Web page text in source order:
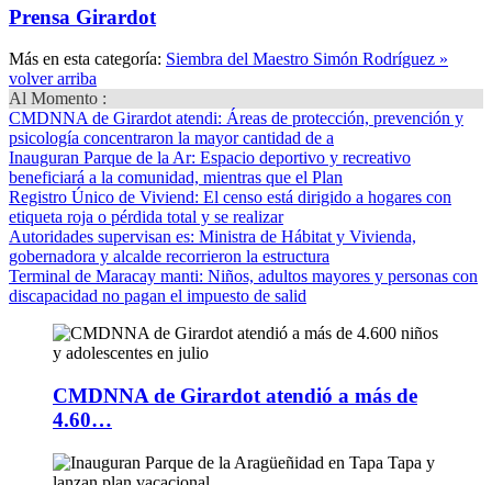
Prensa Girardot
Más en esta categoría: Siembra del Maestro Simón Rodríguez »
volver arriba
Al Momento :
CMDNNA de Girardot atendi: Áreas de protección, prevención y
psicología concentraron la mayor cantidad de a
Inauguran Parque de la Ar: Espacio deportivo y recreativo
beneficiará a la comunidad, mientras que el Plan
Registro Único de Viviend: El censo está dirigido a hogares con
etiqueta roja o pérdida total y se realizar
Autoridades supervisan es: Ministra de Hábitat y Vivienda,
gobernadora y alcalde recorrieron la estructura
Terminal de Maracay manti: Niños, adultos mayores y personas con
discapacidad no pagan el impuesto de salid
CMDNNA de Girardot atendió a más de
4.60…